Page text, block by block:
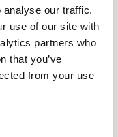
analyse our traffic.
use of our site with
partners who
that you’ve
from your use
mit
Wärmer